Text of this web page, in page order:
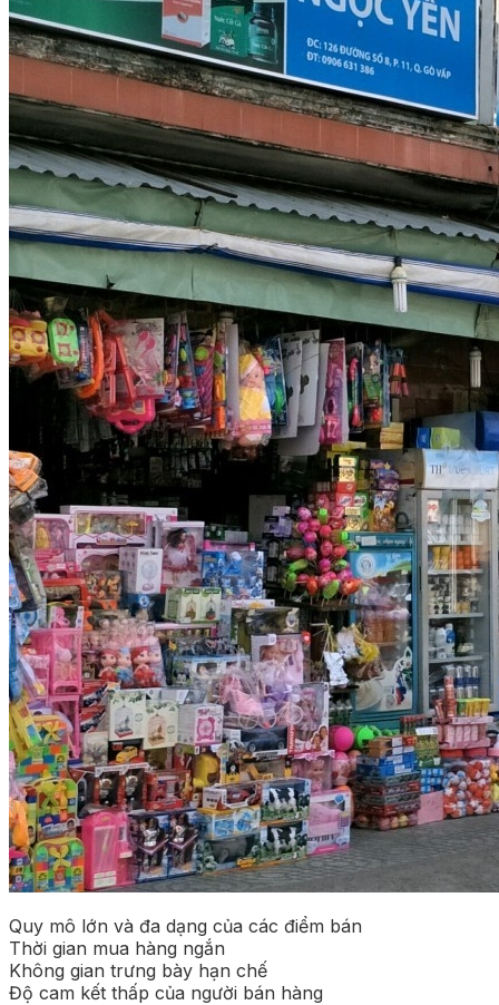
Quy mô lớn và đa dạng của các điểm bán
Thời gian mua hàng ngắn
Không gian trưng bày hạn chế
Độ cam kết thấp của người bán hàng